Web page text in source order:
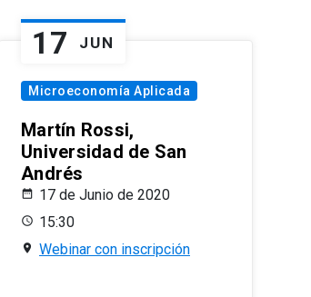
17 JUN
Microeconomía Aplicada
Martín Rossi,
Universidad de San
Andrés
17 de Junio de 2020
15:30
Webinar con inscripción